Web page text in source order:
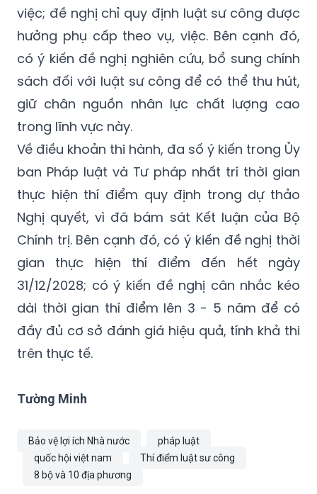
việc; đề nghị chỉ quy định luật sư công được
hưởng phụ cấp theo vụ, việc. Bên cạnh đó,
có ý kiến đề nghị nghiên cứu, bổ sung chính
sách đối với luật sư công để có thể thu hút,
giữ chân nguồn nhân lực chất lượng cao
trong lĩnh vực này.
Về điều khoản thi hành, đa số ý kiến trong Ủy
ban Pháp luật và Tư pháp nhất trí thời gian
thực hiện thí điểm quy định trong dự thảo
Nghị quyết, vì đã bám sát Kết luận của Bộ
Chính trị. Bên cạnh đó, có ý kiến đề nghị thời
gian thực hiện thí điểm đến hết ngày
31/12/2028; có ý kiến đề nghị cân nhắc kéo
dài thời gian thí điểm lên 3 - 5 năm để có
đầy đủ cơ sở đánh giá hiệu quả, tính khả thi
trên thực tế.
Tường Minh
Bảo vệ lợi ích Nhà nước
pháp luật
quốc hội việt nam
Thí điểm luật sư công
8 bộ và 10 địa phương